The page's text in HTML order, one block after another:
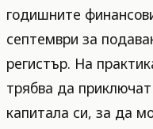
годишните
септември за
регистър. На
трябва да
капитала си, за да